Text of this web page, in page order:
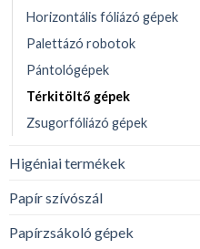
Horizontális fóliázó gépek
Palettázó robotok
Pántológépek
Térkitöltő gépek
Zsugorfóliázó gépek
Higéniai termékek
Papír szívószál
Papírzsákoló gépek